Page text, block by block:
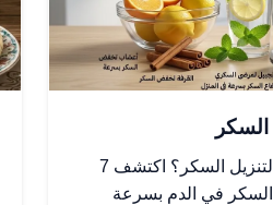
تبحث عن أسرع مشروب لتنزيل السكر؟ اكتشف 7
في الدم بسرعة